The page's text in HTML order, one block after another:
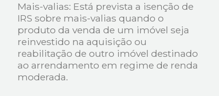
Mais-valias: Está prevista a isenção de
IRS sobre mais-valias quando o
produto da venda de um imóvel seja
reinvestido na aquisição ou
reabilitação de outro imóvel destinado
ao arrendamento em regime de renda
moderada.